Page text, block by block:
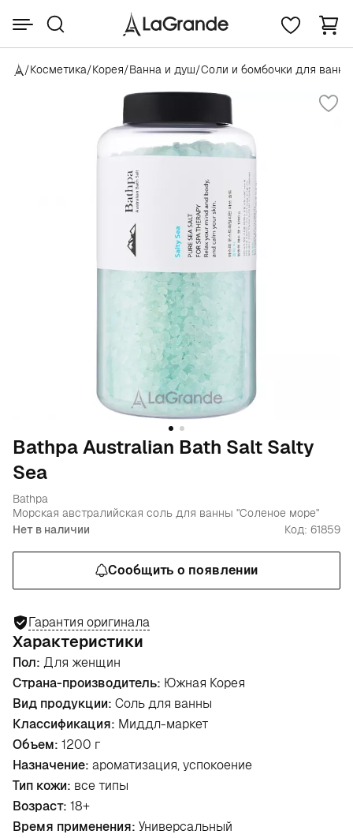
/Косметика/Корея/Ванна и душ/Соли и бомбочки для ванн
Bathpa Australian Bath Salt Salty
Sea
Bathpa
Морская австралийская соль для ванны "Соленое море"
Нет в наличии
Код: 61859
Сообщить о появлении
Гарантия оригинала
Характеристики
Пол: Для женщин
Страна-производитель: Южная Корея
Вид продукции: Соль для ванны
Классификация: Миддл-маркет
Объем: 1200 г
Назначение: ароматизация, успокоение
Тип кожи: все типы
Возраст: 18+
Время применения: Универсальный